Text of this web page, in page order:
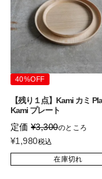
40%OFF
【残り１点】Kami カミ
Kami プレート
定価 ¥3,300のところ
¥1,980税込
在庫切れ